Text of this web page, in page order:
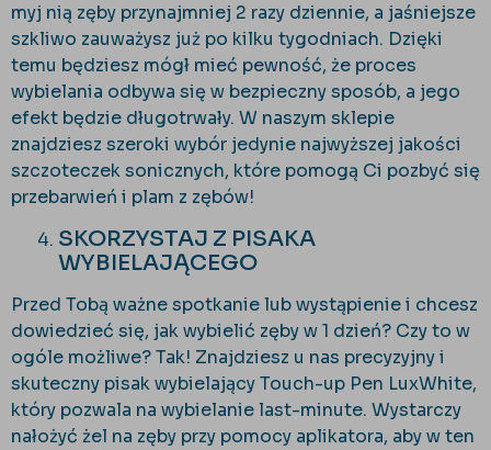
myj nią zęby przynajmniej 2 razy dziennie, a jaśniejsze
szkliwo zauważysz już po kilku tygodniach. Dzięki
temu będziesz mógł mieć pewność, że proces
wybielania odbywa się w bezpieczny sposób, a jego
efekt będzie długotrwały. W naszym sklepie
znajdziesz szeroki wybór jedynie najwyższej jakości
szczoteczek sonicznych, które pomogą Ci pozbyć się
przebarwień i plam z zębów!
SKORZYSTAJ Z PISAKA
WYBIELAJĄCEGO
Przed Tobą ważne spotkanie lub wystąpienie i chcesz
dowiedzieć się, jak wybielić zęby w 1 dzień? Czy to w
ogóle możliwe? Tak! Znajdziesz u nas precyzyjny i
skuteczny pisak wybielający Touch-up Pen LuxWhite,
który pozwala na wybielanie last-minute. Wystarczy
nałożyć żel na zęby przy pomocy aplikatora, aby w ten